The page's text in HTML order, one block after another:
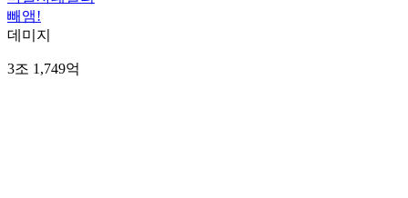
빼앰!
데미지
3조 1,749억